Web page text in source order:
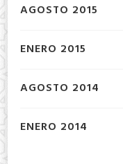
AGOSTO 2015
ENERO 2015
AGOSTO 2014
ENERO 2014